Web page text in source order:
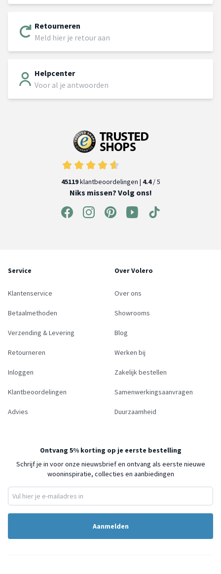
Retourneren
Meld hier je retour aan
Helpcenter
Voor al je antwoorden
45119klantbeoordelingen | 4.4/ 5
Niks missen? Volg ons!
Service
Klantenservice
Betaalmethoden
Verzending & Levering
Retourneren
Inloggen
Klantbeoordelingen
Advies
Over Volero
Over ons
Showrooms
Blog
Werken bij
Zakelijk bestellen
Samenwerkingsaanvragen
Duurzaamheid
Ontvang 5% korting op je eerste bestelling
Schrijf je in voor onze nieuwsbrief en ontvang als eerste nieuwe
wooninspiratie, collecties en aanbiedingen
Aanmelden